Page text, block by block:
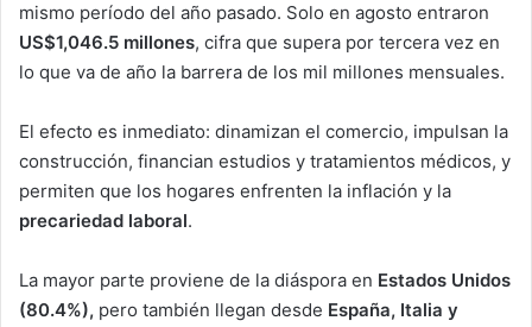
mismo período del año pasado. Solo en agosto entraron
US$1,046.5 millones, cifra que supera por tercera vez en
lo que va de año la barrera de los mil millones mensuales.
El efecto es inmediato: dinamizan el comercio, impulsan la
construcción, financian estudios y tratamientos médicos, y
permiten que los hogares enfrenten la inflación y la
precariedad laboral.
La mayor parte proviene de la diáspora en Estados Unidos
(80.4%), pero también llegan desde España, Italia y